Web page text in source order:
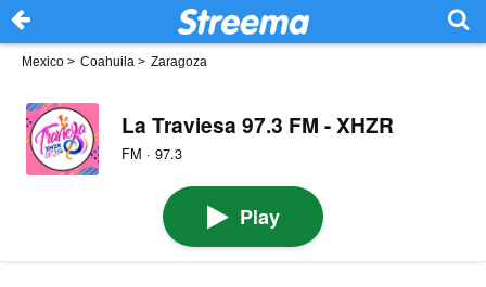
Mexico > Coahuila > Zaragoza
La Traviesa 97.3 FM - XHZR
FM · 97.3
Play